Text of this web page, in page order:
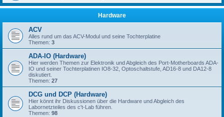
Hardware
ACV
Alles rund um das ACV-Modul und seine Tochterplatine
Themen: 3
ADA-IO (Hardware)
Hier werden Themen zur Elektronik und Abgleich des Port-Motherboards ADA-
IO und seiner Tochterplatinen IO8-32, Optoschaltstufe, AD16-8 und DA12-8
diskutiert.
Themen: 27
DCG und DCP (Hardware)
Hier könnt ihr Diskussionen über die Hardware und Abgleich des
Labornetzteiles des c't-Lab führen.
Themen: 98